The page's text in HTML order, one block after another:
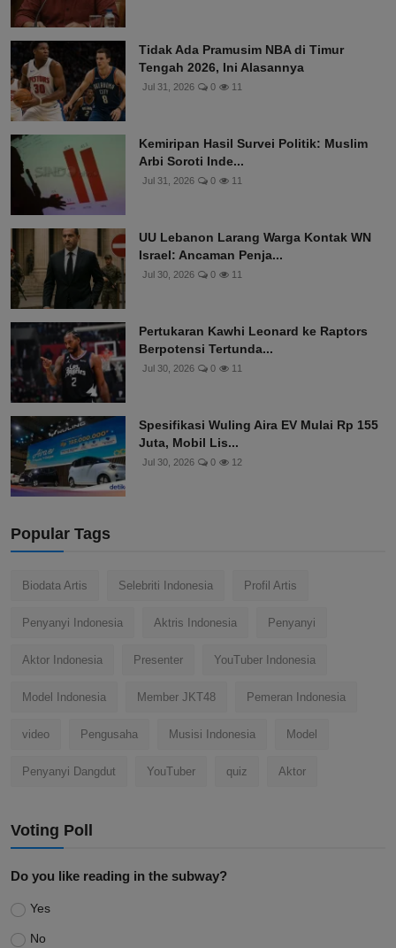
Tidak Ada Pramusim NBA di Timur
Tengah 2026, Ini Alasannya
Jul 31, 2026 0 11
Kemiripan Hasil Survei Politik: Muslim
Arbi Soroti Inde...
Jul 31, 2026 0 11
UU Lebanon Larang Warga Kontak WN
Israel: Ancaman Penja...
Jul 30, 2026 0 11
Pertukaran Kawhi Leonard ke Raptors
Berpotensi Tertunda...
Jul 30, 2026 0 11
Spesifikasi Wuling Aira EV Mulai Rp 155
Juta, Mobil Lis...
Jul 30, 2026 0 12
Popular Tags
Biodata Artis Selebriti Indonesia Profil Artis
Penyanyi Indonesia Aktris Indonesia Penyanyi
Aktor Indonesia Presenter YouTuber Indonesia
Model Indonesia Member JKT48 Pemeran Indonesia
video Pengusaha Musisi Indonesia Model
Penyanyi Dangdut YouTuber quiz Aktor
Voting Poll
Do you like reading in the subway?
Yes
No